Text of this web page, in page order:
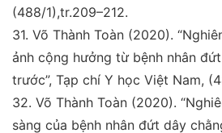
(488/1),tr.209–212.
31. Võ Thành Toàn (2020).
ảnh cộng hưởng từ bệnh nhân
trước”, Tạp chí Y học Việt Nam,
32. Võ Thành Toàn (2020). “
sàng của bệnh nhân đứt dây